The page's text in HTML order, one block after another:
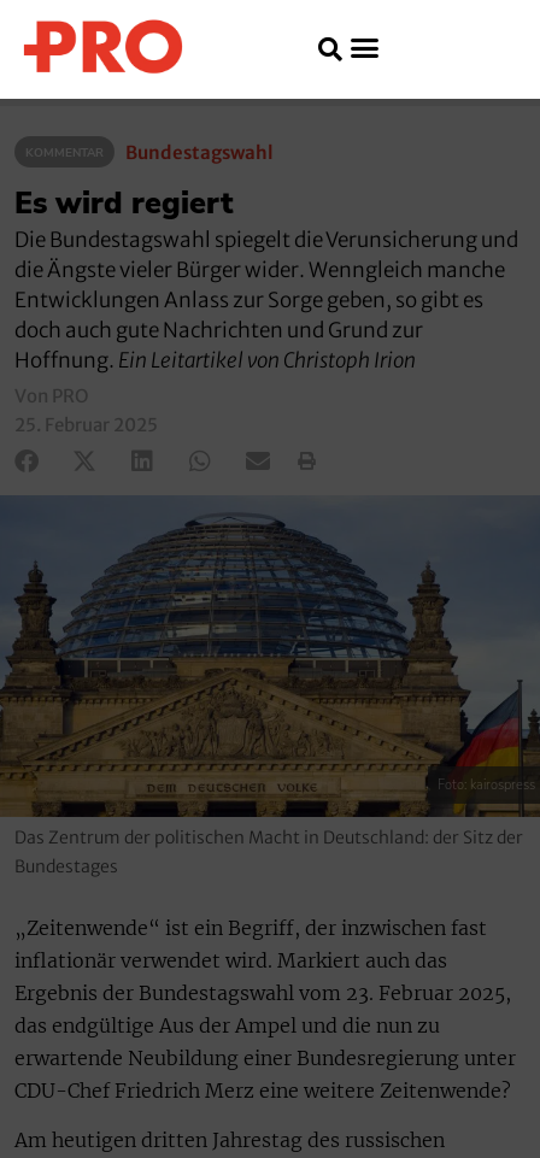
KOMMENTAR Bundestagswahl
Es wird regiert
Die Bundestagswahl spiegelt die Verunsicherung und
die Ängste vieler Bürger wider. Wenngleich manche
Entwicklungen Anlass zur Sorge geben, so gibt es
doch auch gute Nachrichten und Grund zur
Hoffnung. Ein Leitartikel von Christoph Irion
Von PRO
25. Februar 2025
Foto: kairospress
Das Zentrum der politischen Macht in Deutschland: der Sitz der
Bundestages
„Zeitenwende“ ist ein Begriff, der inzwischen fast
inflationär verwendet wird. Markiert auch das
Ergebnis der Bundestagswahl vom 23. Februar 2025,
das endgültige Aus der Ampel und die nun zu
erwartende Neubildung einer Bundesregierung unter
CDU-Chef Friedrich Merz eine weitere Zeitenwende?
Am heutigen dritten Jahrestag des russischen